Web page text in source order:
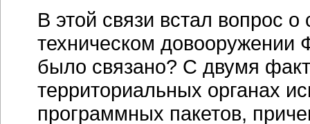
В этой связи встал вопрос
техническом довооружении
было связано? С двумя
территориальных органах
программных пакетов,